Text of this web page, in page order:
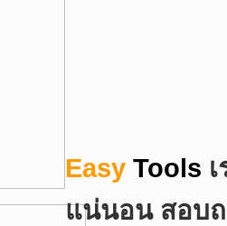
Easy Tools
แน่นอน สอบ